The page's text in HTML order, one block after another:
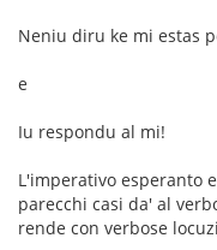
Neniu diru ke mi estas
e
Iu respondu al mi!
L'imperativo esperanto
parecchi casi da' al
rende con verbose